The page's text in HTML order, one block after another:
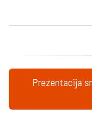
Prezentacija